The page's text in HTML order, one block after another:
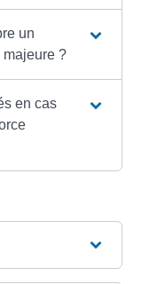
un
majeure ?
en cas